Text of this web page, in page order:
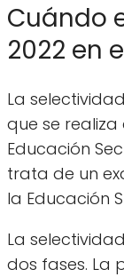
Cuándo
2022 en
La
que se
Educación
trata de un
la Educación
La
dos fases. La